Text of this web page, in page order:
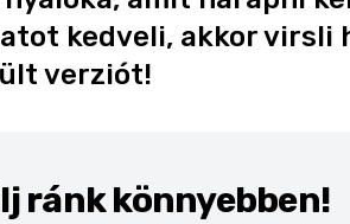
kedveli, akkor virsli
verziót!
ránk könnyebben!